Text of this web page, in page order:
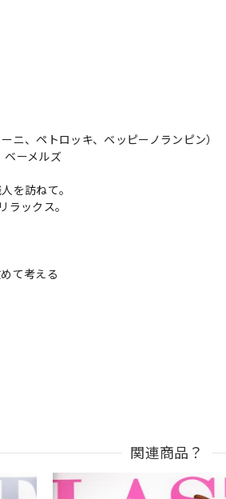
ニ、ペトロッキ、ベッピーノランピン）
ベーメルズ
を訪ねて。
ラックス。
て考える
関連商品？